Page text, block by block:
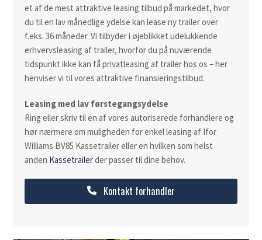
et af de mest attraktive leasing tilbud på markedet, hvor
du til en lav månedlige ydelse kan lease ny trailer over
f.eks. 36 måneder. Vi tilbyder i øjeblikket udelukkende
erhvervsleasing af trailer, hvorfor du på nuværende
tidspunkt ikke kan få privatleasing af trailer hos os – her
henviser vi til vores attraktive finansieringstilbud.
Leasing med lav førstegangsydelse
Ring eller skriv til en af vores autoriserede forhandlere og
hør nærmere om muligheden for enkel leasing af Ifor
Williams BV85 Kassetrailer eller en hvilken som helst
anden Kassetrailerder passer til dine behov.
Kontakt forhandler